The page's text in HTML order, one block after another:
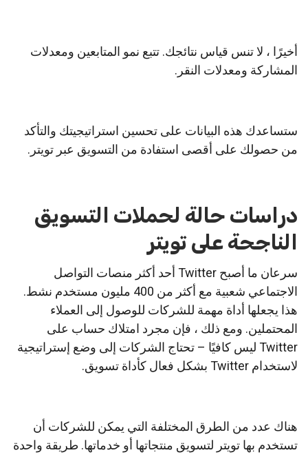
أخيرًا ، لا تنس قياس نتائجك. تتبع نمو المتابعين ومعدلات
المشاركة ومعدلات النقر.
ستساعدك هذه البيانات على تحسين استراتيجيتك والتأكد
من حصولك على أقصى استفادة من التسويق عبر تويتر.
دراسات حالة لحملات التسويق
الناجحة على تويتر
سرعان ما أصبح Twitter أحد أكثر منصات التواصل
الاجتماعي شعبية مع أكثر من 400 مليون مستخدم نشط.
هذا يجعلها أداة مهمة للشركات للوصول إلى العملاء
المحتملين. ومع ذلك ، فإن مجرد امتلاك حساب على
Twitter ليس كافيًا – تحتاج الشركات إلى وضع إستراتيجية
لاستخدام Twitter بشكل فعال كأداة تسويق.
هناك عدد من الطرق المختلفة التي يمكن للشركات أن
تستخدم بها تويتر لتسويق منتجاتها أو خدماتها. طريقة واحدة